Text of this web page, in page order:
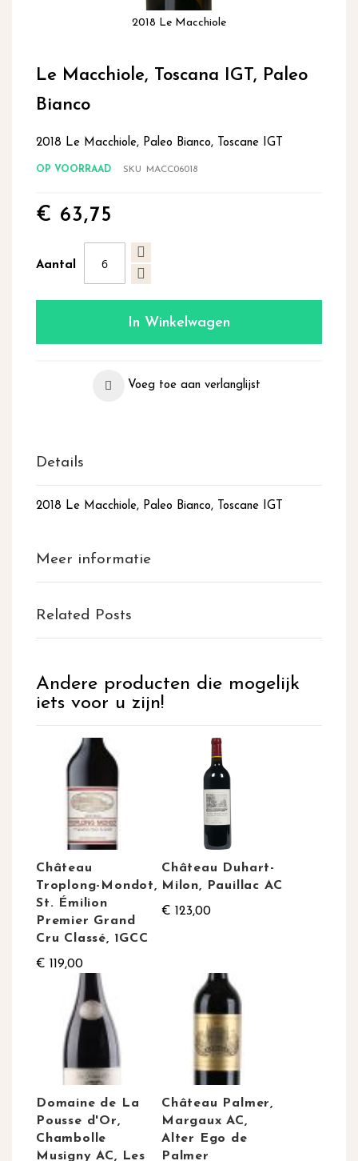
2018 Le Macchiole
het
van
afbeeldingen-
Le Macchiole, Toscana IGT, Paleo
Bianco
2018 Le Macchiole, Paleo Bianco, Toscane IGT
OP VOORRAAD SKU MACC06018
€ 63,75
Aantal
In Winkelwagen
Voeg toe aan verlanglijst
Details
2018 Le Macchiole, Paleo Bianco, Toscane IGT
Meer informatie
Related Posts
Andere producten die mogelijk
iets voor u zijn!
Château
Troplong-Mondot,
St. Émilion
Premier Grand
Cru Classé, 1GCC
€ 119,00
Château Duhart-
Milon, Pauillac AC
€ 123,00
Domaine de La
Pousse d'Or,
Chambolle
Musigny AC, Les
Château Palmer,
Margaux AC,
Alter Ego de
Palmer